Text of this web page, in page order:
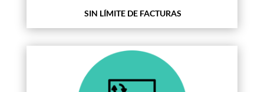
SIN LÍMITE DE FACTURAS